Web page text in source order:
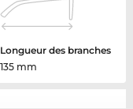
Longueur des branches
135 mm